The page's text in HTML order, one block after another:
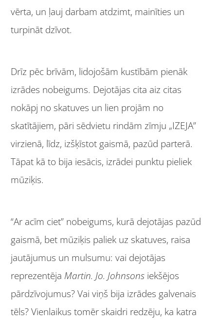
vērta, un ļauj darbam atdzimt, mainīties un
turpināt dzīvot.
Drīz pēc brīvām, lidojošām kustībām pienāk
izrādes nobeigums. Dejotājas cita aiz citas
nokāpj no skatuves un lien projām no
skatītājiem, pāri sēdvietu rindām zīmju „IZEJA”
virzienā, līdz, izšķīstot gaismā, pazūd parterā.
Tāpat kā to bija iesācis, izrādei punktu pieliek
mūziķis.
“Ar acīm ciet” nobeigums, kurā dejotājas pazūd
gaismā, bet mūziķis paliek uz skatuves, raisa
jautājumus un mulsumu: vai dejotājas
reprezentēja Martin. Jo. Johnsons iekšējos
pārdzīvojumus? Vai viņš bija izrādes galvenais
tēls? Vienlaikus tomēr skaidri redzēju, ka katra